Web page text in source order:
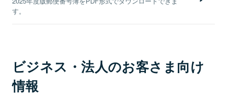
す。
ビジネス・法人のお客さま向け
情報